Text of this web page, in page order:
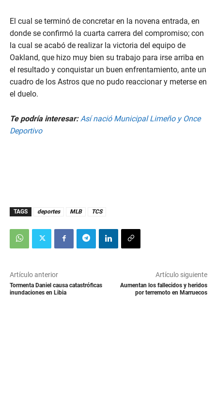
El cual se terminó de concretar en la novena entrada, en
donde se confirmó la cuarta carrera del compromiso; con
la cual se acabó de realizar la victoria del equipo de
Oakland, que hizo muy bien su trabajo para irse arriba en
el resultado y conquistar un buen enfrentamiento, ante un
cuadro de los Astros que no pudo reaccionar y meterse en
el duelo.
Te podría interesar: Así nació Municipal Limeño y Once
Deportivo
TAGS deportes MLB TCS
Artículo anterior
Tormenta Daniel causa catastróficas
inundaciones en Libia
Artículo siguiente
Aumentan los fallecidos y heridos
por terremoto en Marruecos